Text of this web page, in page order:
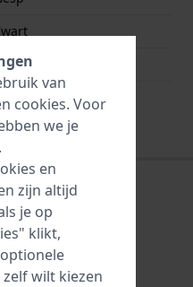
van
cookies. Voor
we je
en
zijn altijd
je op
klikt,
wilt kiezen